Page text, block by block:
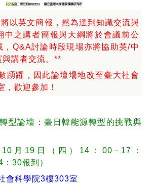
以英文簡報，然為達到知識交流與
中之講者簡報與大綱將於會議前公
，Q&A討論時段現場亦將協助英/中
講者交流。**
踴躍，因此論壇場地改至臺大社會
，歡迎參加！
型論壇：臺日韓能源轉型的挑戰與
月19日（四）14：00－17：
30報到）
會科學院3樓303室